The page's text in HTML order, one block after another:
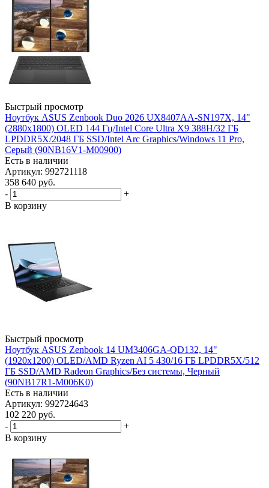
Быстрый просмотр
Ноутбук ASUS Zenbook Duo 2026 UX8407AA-SN197X, 14"
(2880x1800) OLED 144 Гц/Intel Core Ultra X9 388H/32 ГБ
LPDDR5X/2048 ГБ SSD/Intel Arc Graphics/Windows 11 Pro,
Серый (90NB16V1-M00900)
Есть в наличии
Артикул: 992721118
358 640 руб.
-
+
В корзину
Быстрый просмотр
Ноутбук ASUS Zenbook 14 UM3406GA-QD132, 14"
(1920x1200) OLED/AMD Ryzen AI 5 430/16 ГБ LPDDR5X/512
ГБ SSD/AMD Radeon Graphics/Без системы, Черный
(90NB17R1-M006K0)
Есть в наличии
Артикул: 992724643
102 220 руб.
-
+
В корзину